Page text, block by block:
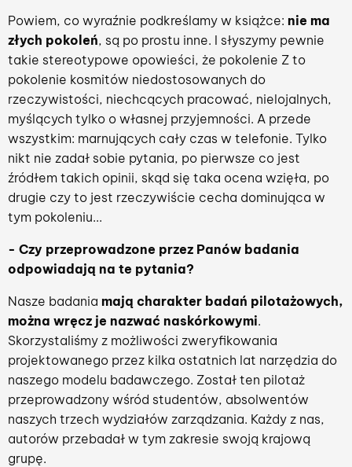
Powiem, co wyraźnie podkreślamy w książce: nie ma
złych pokoleń, są po prostu inne. I słyszymy pewnie
takie stereotypowe opowieści, że pokolenie Z to
pokolenie kosmitów niedostosowanych do
rzeczywistości, niechcących pracować, nielojalnych,
myślących tylko o własnej przyjemności. A przede
wszystkim: marnujących cały czas w telefonie. Tylko
nikt nie zadał sobie pytania, po pierwsze co jest
źródłem takich opinii, skąd się taka ocena wzięła, po
drugie czy to jest rzeczywiście cecha dominująca w
tym pokoleniu...
- Czy przeprowadzone przez Panów badania
odpowiadają na te pytania?
Nasze badania mają charakter badań pilotażowych,
można wręcz je nazwać naskórkowymi.
Skorzystaliśmy z możliwości zweryfikowania
projektowanego przez kilka ostatnich lat narzędzia do
naszego modelu badawczego. Został ten pilotaż
przeprowadzony wśród studentów, absolwentów
naszych trzech wydziałów zarządzania. Każdy z nas,
autorów przebadał w tym zakresie swoją krajową
grupę.